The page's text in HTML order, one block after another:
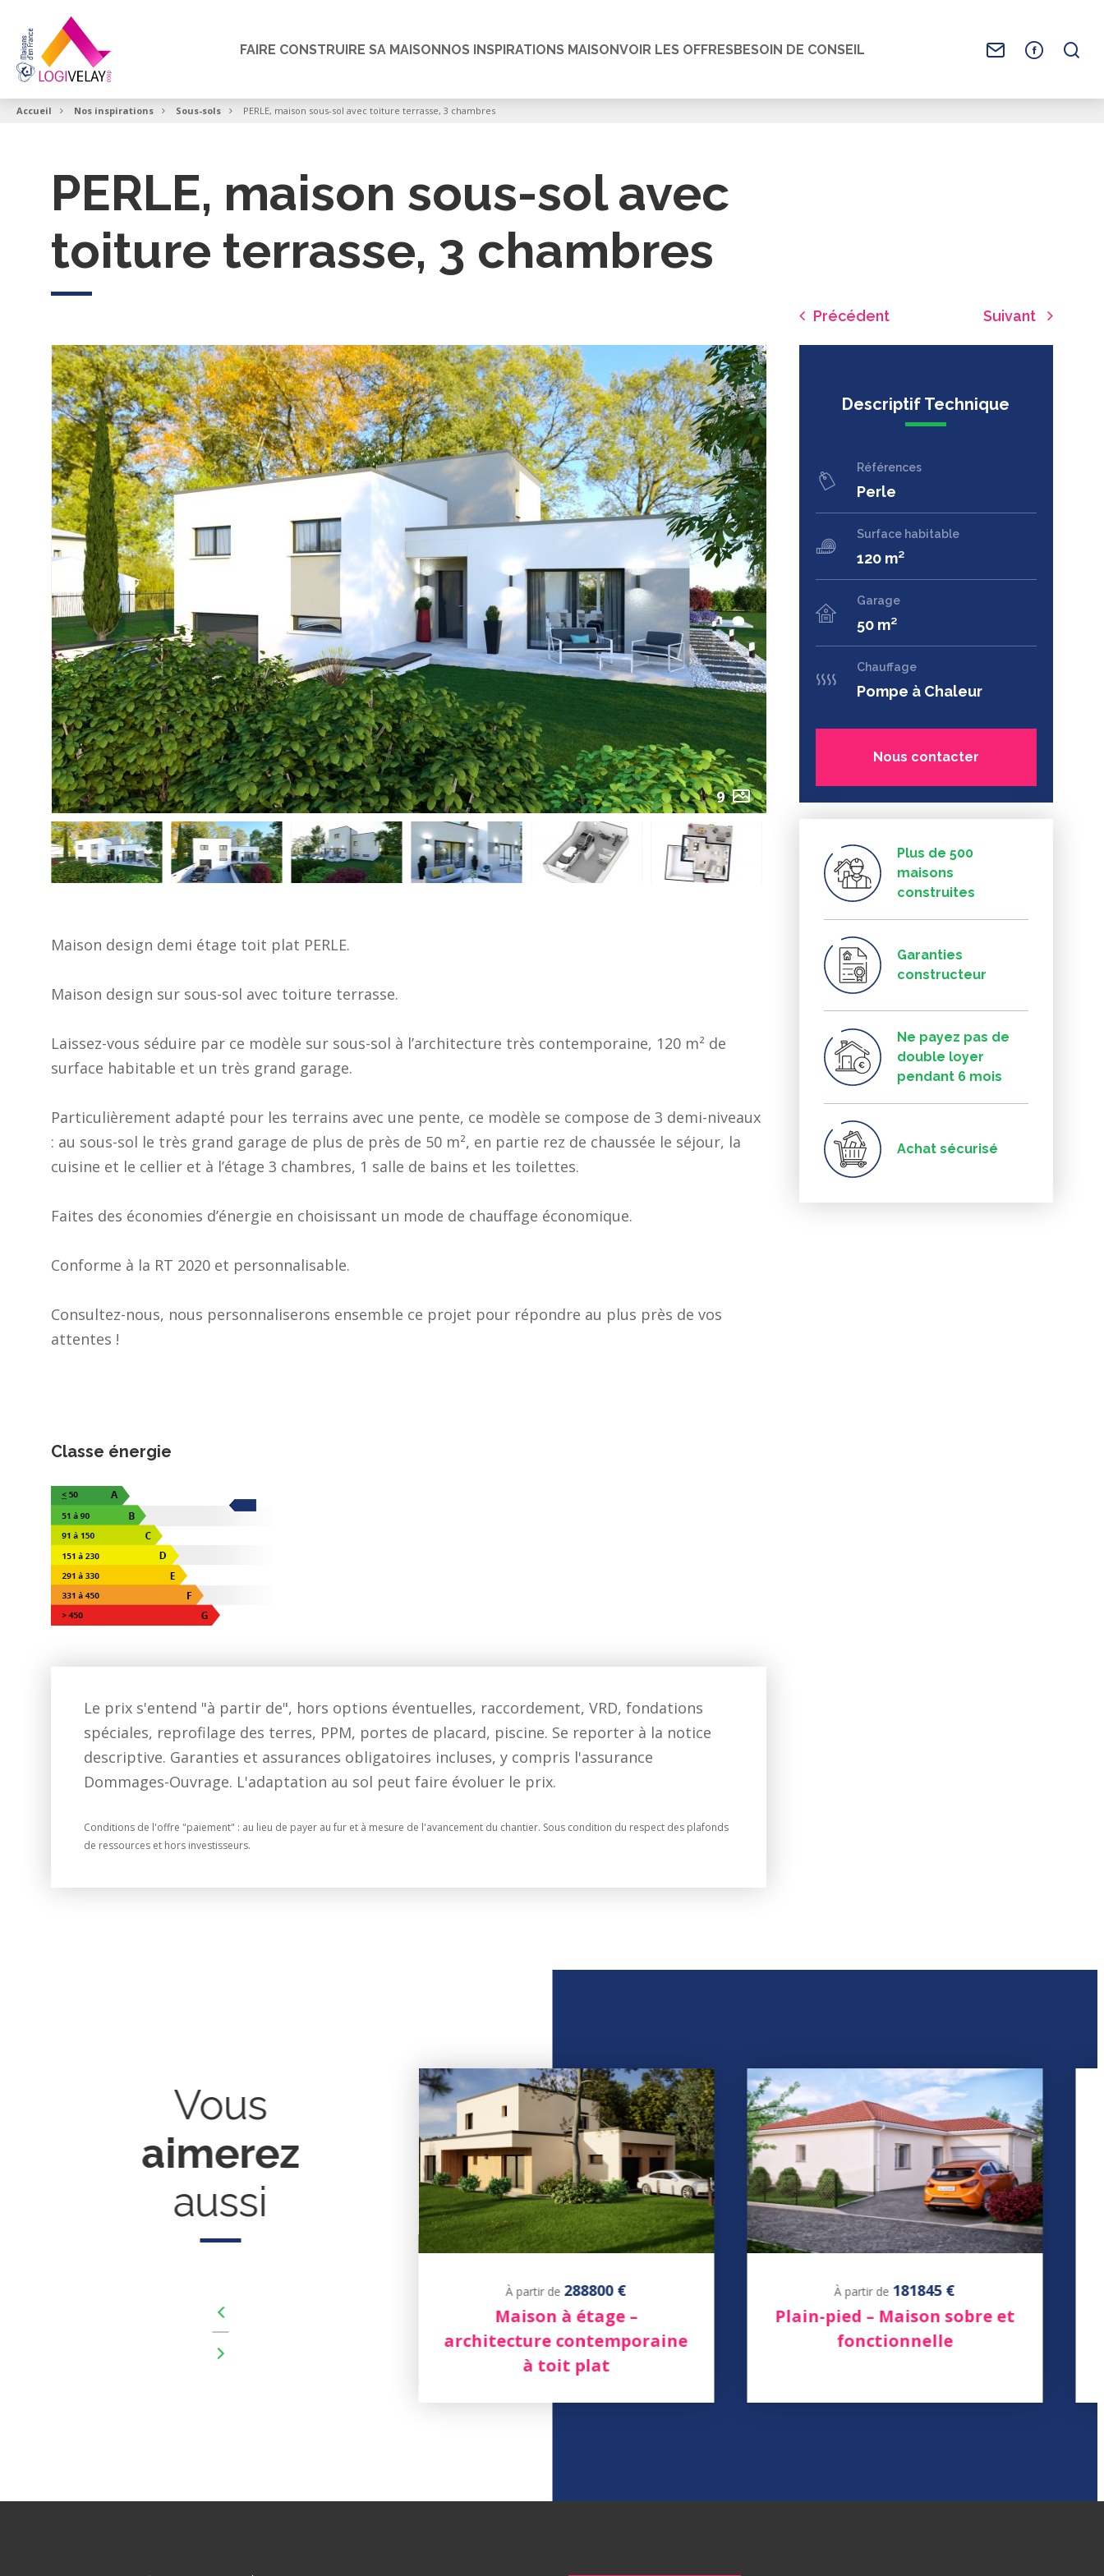
FAIRE CONSTRUIRE SA MAISONNOS INSPIRATIONS MAISONVOIR LES OFFRESBESOIN DE CONSEIL
Accueil Nos inspirations Sous-sols PERLE, maison sous-sol avec toiture terrasse, 3 chambres
PERLE, maison sous-sol avec
toiture terrasse, 3 chambres
9
Maison design demi étage toit plat PERLE.
Maison design sur sous-sol avec toiture terrasse.
Laissez-vous séduire par ce modèle sur sous-sol à l’architecture très contemporaine, 120 m² de
surface habitable et un très grand garage.
Particulièrement adapté pour les terrains avec une pente, ce modèle se compose de 3 demi-niveaux
: au sous-sol le très grand garage de plus de près de 50 m², en partie rez de chaussée le séjour, la
cuisine et le cellier et à l’étage 3 chambres, 1 salle de bains et les toilettes.
Faites des économies d’énergie en choisissant un mode de chauffage économique.
Conforme à la RT 2020 et personnalisable.
Consultez-nous, nous personnaliserons ensemble ce projet pour répondre au plus près de vos
attentes !
Classe énergie
Le prix s'entend "à partir de", hors options éventuelles, raccordement, VRD, fondations
spéciales, reprofilage des terres, PPM, portes de placard, piscine. Se reporter à la notice
descriptive. Garanties et assurances obligatoires incluses, y compris l'assurance
Dommages-Ouvrage. L'adaptation au sol peut faire évoluer le prix.
Conditions de l'offre "paiement" : au lieu de payer au fur et à mesure de l'avancement du chantier. Sous condition du respect des plafonds
de ressources et hors investisseurs.
Précédent Suivant
Descriptif Technique
Références
Perle
Surface habitable
120 m²
Garage
50 m²
Chauffage
Pompe à Chaleur
Nous contacter
Plus de 500
maisons
construites
Garanties
constructeur
Ne payez pas de
double loyer
pendant 6 mois
Achat sécurisé
Vous
aimerez
aussi
À partir de 288800 €
Maison à étage –
architecture contemporaine
à toit plat
À partir de 181845 €
Plain-pied – Maison sobre et
fonctionnelle